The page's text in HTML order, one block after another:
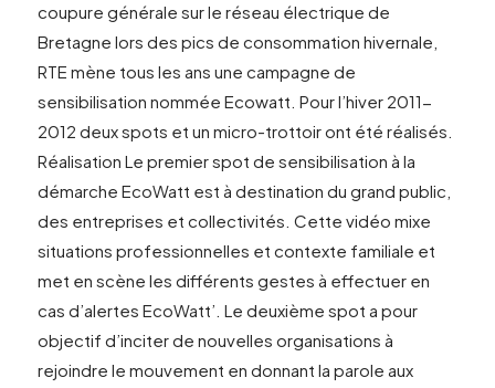
VIEW POST
coupure générale sur le réseau électrique de
Bretagne lors des pics de consommation hivernale,
RTE mène tous les ans une campagne de
sensibilisation nommée Ecowatt. Pour l’hiver 2011-
2012 deux spots et un micro-trottoir ont été réalisés.
Réalisation Le premier spot de sensibilisation à la
démarche EcoWatt est à destination du grand public,
des entreprises et collectivités. Cette vidéo mixe
situations professionnelles et contexte familiale et
met en scène les différents gestes à effectuer en
cas d’alertes EcoWatt’. Le deuxième spot a pour
objectif d’inciter de nouvelles organisations à
rejoindre le mouvement en donnant la parole aux